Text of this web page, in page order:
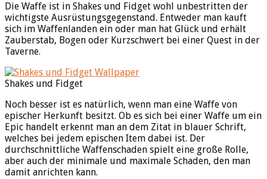
Die Waffe ist in Shakes und Fidget wohl unbestritten der
wichtigste Ausrüstungsgegenstand. Entweder man kauft
sich im Waffenlanden ein oder man hat Glück und erhält
Zauberstab, Bogen oder Kurzschwert bei einer Quest in der
Taverne.
Shakes und Fidget
Noch besser ist es natürlich, wenn man eine Waffe von
epischer Herkunft besitzt. Ob es sich bei einer Waffe um ein
Epic handelt erkennt man an dem Zitat in blauer Schrift,
welches bei jedem epischen Item dabei ist. Der
durchschnittliche Waffenschaden spielt eine große Rolle,
aber auch der minimale und maximale Schaden, den man
damit anrichten kann.